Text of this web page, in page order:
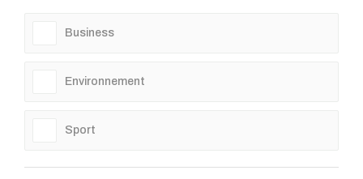
Business
Environnement
Sport